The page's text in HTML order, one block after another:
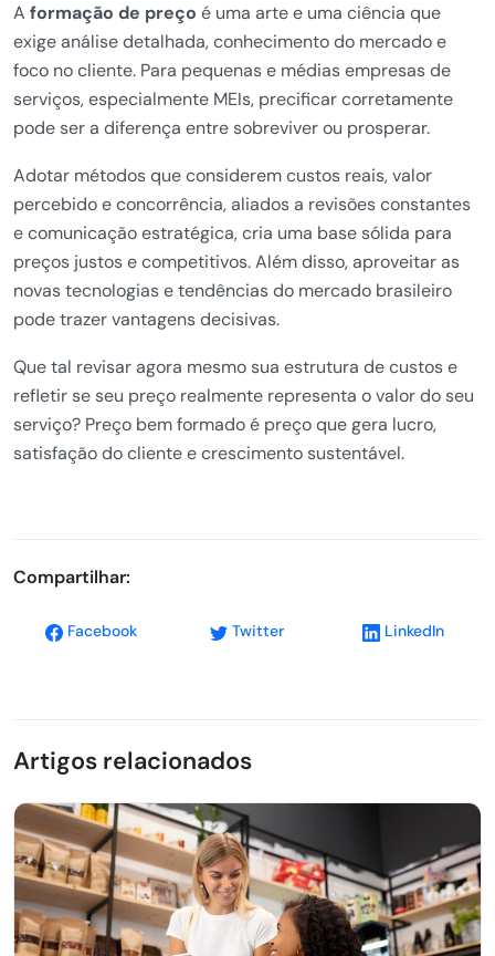
A formação de preço é uma arte e uma ciência que
exige análise detalhada, conhecimento do mercado e
foco no cliente. Para pequenas e médias empresas de
serviços, especialmente MEIs, precificar corretamente
pode ser a diferença entre sobreviver ou prosperar.
Adotar métodos que considerem custos reais, valor
percebido e concorrência, aliados a revisões constantes
e comunicação estratégica, cria uma base sólida para
preços justos e competitivos. Além disso, aproveitar as
novas tecnologias e tendências do mercado brasileiro
pode trazer vantagens decisivas.
Que tal revisar agora mesmo sua estrutura de custos e
refletir se seu preço realmente representa o valor do seu
serviço? Preço bem formado é preço que gera lucro,
satisfação do cliente e crescimento sustentável.
Compartilhar:
Facebook Twitter LinkedIn
Artigos relacionados